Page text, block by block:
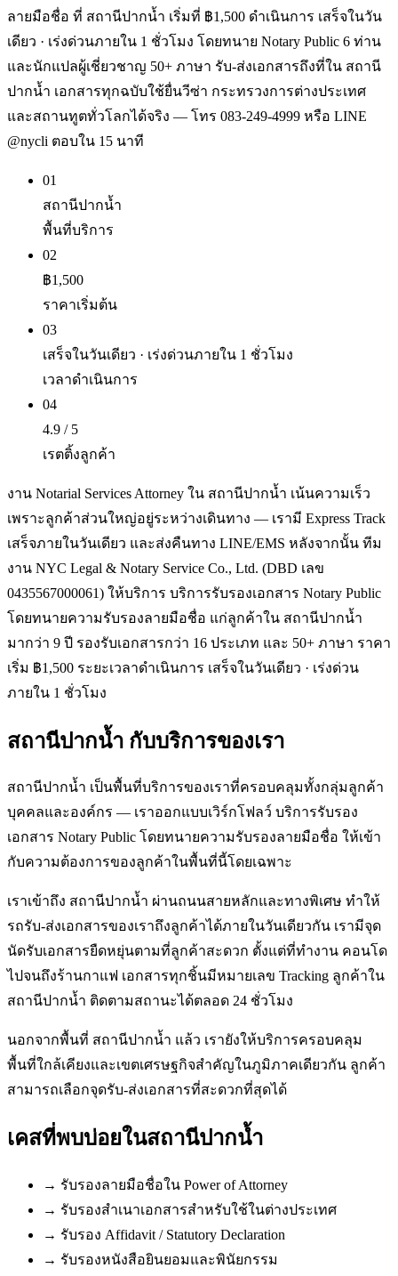
ลายมือชื่อ ที่ สถานีปากน้ำ เริ่มที่ ฿1,500 ดำเนินการ เสร็จในวัน
เดียว · เร่งด่วนภายใน 1 ชั่วโมง โดยทนาย Notary Public 6 ท่าน
และนักแปลผู้เชี่ยวชาญ 50+ ภาษา รับ-ส่งเอกสารถึงที่ใน สถานี
ปากน้ำ เอกสารทุกฉบับใช้ยื่นวีซ่า กระทรวงการต่างประเทศ
และสถานทูตทั่วโลกได้จริง — โทร 083-249-4999 หรือ LINE
@nycli ตอบใน 15 นาที
01
สถานีปากน้ำ
พื้นที่บริการ
02
฿1,500
ราคาเริ่มต้น
03
เสร็จในวันเดียว · เร่งด่วนภายใน 1 ชั่วโมง
เวลาดำเนินการ
04
4.9 / 5
เรตติ้งลูกค้า
งาน Notarial Services Attorney ใน สถานีปากน้ำ เน้นความเร็ว
เพราะลูกค้าส่วนใหญ่อยู่ระหว่างเดินทาง — เรามี Express Track
เสร็จภายในวันเดียว และส่งคืนทาง LINE/EMS หลังจากนั้น ทีม
งาน NYC Legal & Notary Service Co., Ltd. (DBD เลข
0435567000061) ให้บริการ บริการรับรองเอกสาร Notary Public
โดยทนายความรับรองลายมือชื่อ แก่ลูกค้าใน สถานีปากน้ำ
มากว่า 9 ปี รองรับเอกสารกว่า 16 ประเภท และ 50+ ภาษา ราคา
เริ่ม ฿1,500 ระยะเวลาดำเนินการ เสร็จในวันเดียว · เร่งด่วน
ภายใน 1 ชั่วโมง
สถานีปากน้ำ กับบริการของเรา
สถานีปากน้ำ เป็นพื้นที่บริการของเราที่ครอบคลุมทั้งกลุ่มลูกค้า
บุคคลและองค์กร — เราออกแบบเวิร์กโฟลว์ บริการรับรอง
เอกสาร Notary Public โดยทนายความรับรองลายมือชื่อ ให้เข้า
กับความต้องการของลูกค้าในพื้นที่นี้โดยเฉพาะ
เราเข้าถึง สถานีปากน้ำ ผ่านถนนสายหลักและทางพิเศษ ทำให้
รถรับ-ส่งเอกสารของเราถึงลูกค้าได้ภายในวันเดียวกัน เรามีจุด
นัดรับเอกสารยืดหยุ่นตามที่ลูกค้าสะดวก ตั้งแต่ที่ทำงาน คอนโด
ไปจนถึงร้านกาแฟ เอกสารทุกชิ้นมีหมายเลข Tracking ลูกค้าใน
สถานีปากน้ำ ติดตามสถานะได้ตลอด 24 ชั่วโมง
นอกจากพื้นที่ สถานีปากน้ำ แล้ว เรายังให้บริการครอบคลุม
พื้นที่ใกล้เคียงและเขตเศรษฐกิจสำคัญในภูมิภาคเดียวกัน ลูกค้า
สามารถเลือกจุดรับ-ส่งเอกสารที่สะดวกที่สุดได้
เคสที่พบบ่อยในสถานีปากน้ำ
→ รับรองลายมือชื่อใน Power of Attorney
→ รับรองสำเนาเอกสารสำหรับใช้ในต่างประเทศ
→ รับรอง Affidavit / Statutory Declaration
→ รับรองหนังสือยินยอมและพินัยกรรม